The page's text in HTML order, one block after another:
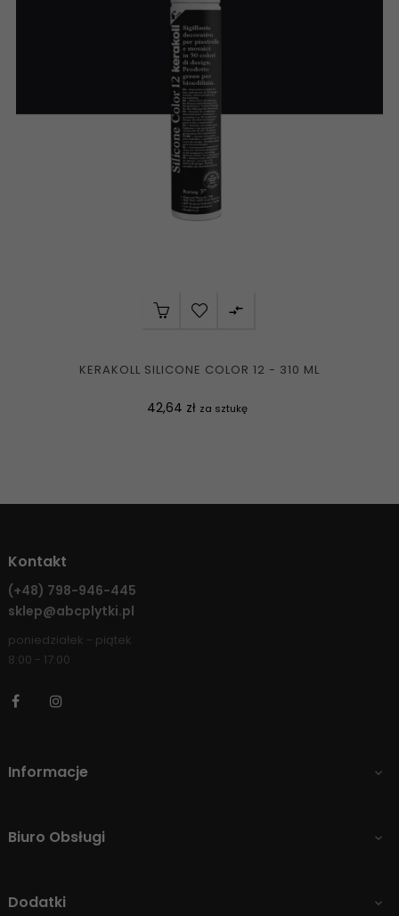

KERAKOLL SILICONE COLOR 12 - 310 ML
Cena
42,64 zł za sztukę
Kontakt
(+48) 798-946-445
sklep@abcplytki.pl
poniedziałek - piątek
8:00 - 17:00
Facebook
Informacje 
Biuro Obsługi 
Dodatki 